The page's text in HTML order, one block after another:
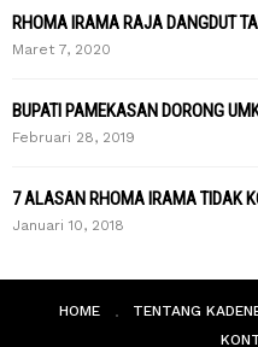
RHOMA IRAMA RAJA DANGDUT
Maret 7, 2020
BUPATI PAMEKASAN DORONG
Februari 28, 2019
7 ALASAN RHOMA IRAMA TIDAK
Januari 10, 2018
HOME TENTANG